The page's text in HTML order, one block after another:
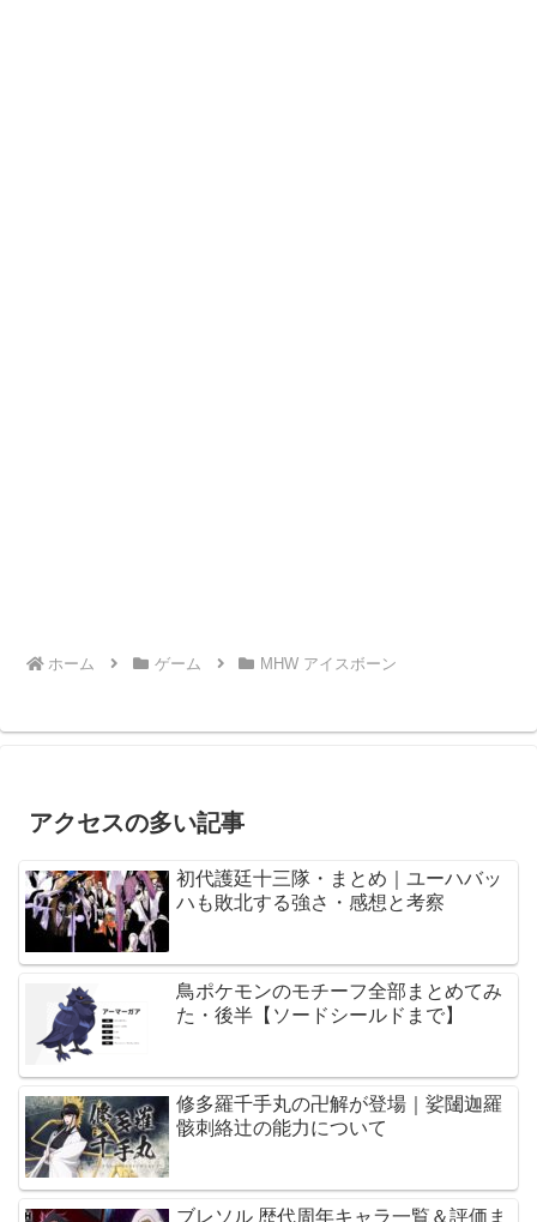
ホーム ゲーム MHW アイスボーン
アクセスの多い記事
初代護廷十三隊・まとめ｜ユーハバッ
ハも敗北する強さ・感想と考察
鳥ポケモンのモチーフ全部まとめてみ
た・後半【ソードシールドまで】
修多羅千手丸の卍解が登場｜娑闥迦羅
骸刺絡辻の能力について
ブレソル 歴代周年キャラ一覧＆評価ま